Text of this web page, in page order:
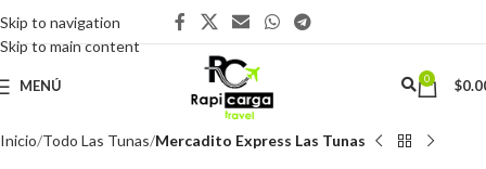
Skip to navigation
Skip to main content
MENÚ 0 $
Inicio Todo Las Tunas Mercadito Express Las Tunas